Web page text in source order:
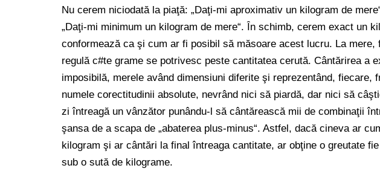
Nu cerem niciodată la piaţă: „Daţi-mi aproximativ un kilogram de
„Daţi-mi minimum un kilogram de mere“. În schimb, cerem exact un
conformează ca şi cum ar fi posibil să măsoare acest lucru. La
regulă c#te grame se potrivesc peste cantitatea cerută. Cântărirea a
imposibilă, merele având dimensiuni diferite şi reprezentând, fiecare,
numele corectitudinii absolute, nevrând nici să piardă, dar nici să
zi întreagă un vânzător punându-l să cântărească mii de combinaţii
şansa de a scapa de „abaterea plus-minus“. Astfel, dacă cineva ar
kilogram şi ar cântări la final întreaga cantitate, ar obţine o greutate
sub o sută de kilograme.